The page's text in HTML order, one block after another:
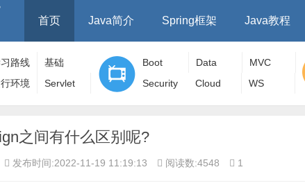
首页 Java简介 Spring框架 Java教程
路线
基础
环境 Servlet
Boot Data
MVC
Security
Cloud WS
之间有什么区别呢?
发布时间:2022-11-19 11:19:13 阅读数:4548 1